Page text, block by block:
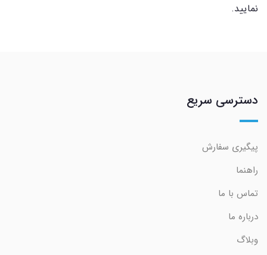
نمایید.
دسترسی سریع
پیگیری سفارش
راهنما
تماس با ما
درباره ما
وبلاگ